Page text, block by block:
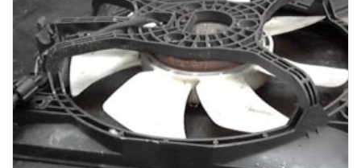
1-3 Werktage